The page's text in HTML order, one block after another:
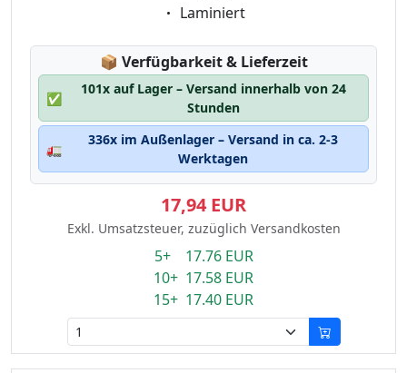
Eigenschaft:
Laminiert
📦 Lagerstatus:
Verfügbarkeit & Lieferzeit
✅
101x auf Lager – Versand innerhalb von 24
Stunden
🚛
336x im Außenlager – Versand in ca. 2-3
Werktagen
17,94 EUR
Exkl. Umsatzsteuer, zuzüglich Versandkosten
5+ 17.76 EUR
10+ 17.58 EUR
15+ 17.40 EUR